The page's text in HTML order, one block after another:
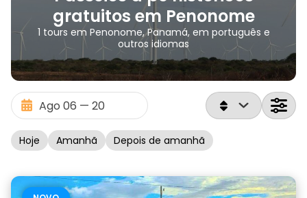
gratuitos em Penonome
1 tours em Penonome, Panamá, em português e
outros idiomas
Hoje Amanhã Depois de amanhã